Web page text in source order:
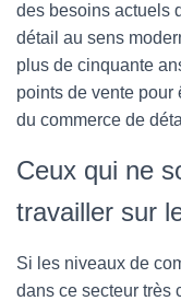
des besoins actuels
détail au sens
plus de cinquante
points de vente pour
du commerce de
Ceux qui ne
travailler sur
Si les niveaux de
dans ce secteur très